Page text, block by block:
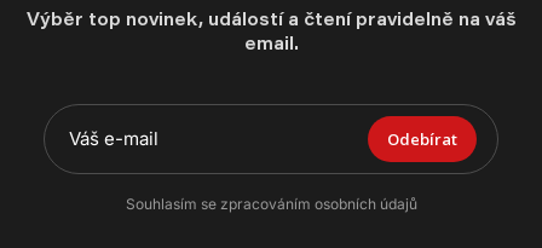
Výběr top novinek, událostí a čtení pravidelně na váš
email.
Odebírat
Souhlasím se zpracováním osobních údajů